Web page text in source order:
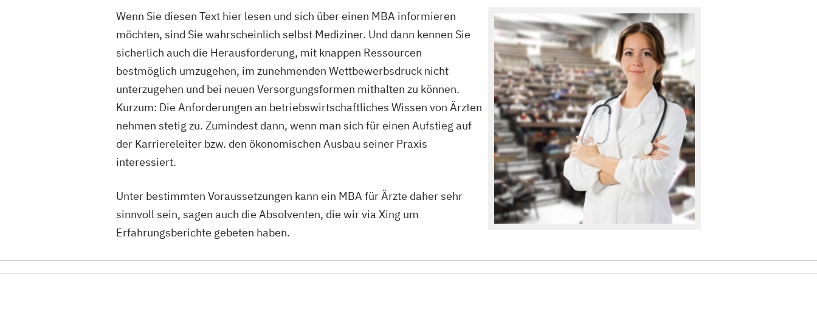
Wenn Sie diesen Text hier lesen und sich über einen MBA informieren
möchten, sind Sie wahrscheinlich selbst Mediziner. Und dann kennen Sie
sicherlich auch die Herausforderung, mit knappen Ressourcen
bestmöglich umzugehen, im zunehmenden Wettbewerbsdruck nicht
unterzugehen und bei neuen Versorgungsformen mithalten zu können.
Kurzum: Die Anforderungen an betriebswirtschaftliches Wissen von Ärzten
nehmen stetig zu. Zumindest dann, wenn man sich für einen Aufstieg auf
der Karriereleiter bzw. den ökonomischen Ausbau seiner Praxis
interessiert.
Unter bestimmten Voraussetzungen kann ein MBA für Ärzte daher sehr
sinnvoll sein, sagen auch die Absolventen, die wir via Xing um
Erfahrungsberichte gebeten haben.